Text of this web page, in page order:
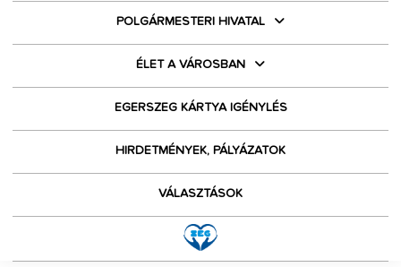
POLGÁRMESTERI HIVATAL
ÉLET A VÁROSBAN
EGERSZEG KÁRTYA IGÉNYLÉS
HIRDETMÉNYEK, PÁLYÁZATOK
VÁLASZTÁSOK